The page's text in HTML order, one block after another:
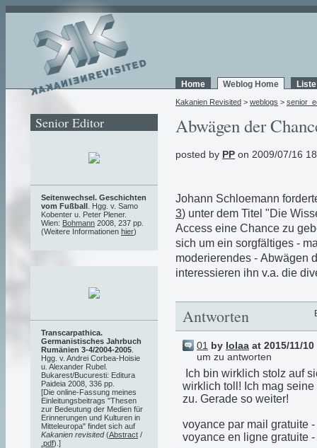
Home Weblog Home
Kakanien Revisited > weblogs >
Abwägen der
posted by PP on 2009/07/16
Johann Schloemann
3) unter dem Titel "Die
Access eine Chance zu
sich um ein sorgfältiges -
moderierendes - Abwägen
interessieren ihn v.a. die
Antworten
01 by lolaa at 2015/11/10
um zu antworten
Ich bin wirklich stolz auf
wirklich toll! Ich mag
zu. Gerade so weiter!
voyance par mail gratuite
voyance en ligne gratuite
Senior Editor
Seitenwechsel. Geschichten
vom Fußball . Hgg. v. Samo
Kobenter u. Peter Plener.
Wien: Bohmann 2008, 237 pp.
(Weitere Informationen hier)
Transcarpathica.
Germanistisches Jahrbuch
Rumänien 3-4/2004-2005
Hgg. v. Andrei Corbea-Hoisie
u. Alexander Rubel.
Bukarest/Bucuresti: Editura
Paideia 2008, 336 pp.
[Die online-Fassung meines
Einleitungsbeitrags "Thesen
zur Bedeutung der Medien für
Erinnerungen und Kulturen in
Mitteleuropa" findet sich auf
Kakanien revisited(Abstract /
.pdf).]